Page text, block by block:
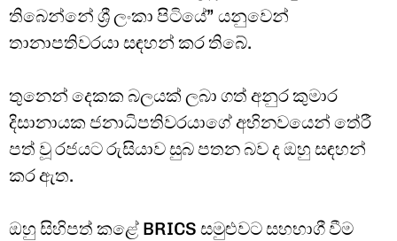
තිබෙන්නේ ශ්‍රී ලංකා පිටියේ” යනුවෙන්
තානාපතිවරයා සඳහන් කර තිබේ.
තුනෙන් දෙකක බලයක් ලබා ගත් අනුර කුමාර
දිසානායක ජනාධිපතිවරයාගේ අභිනවයෙන් තේරී
පත් වූ රජයට රුසියාව සුබ පතන බව ද ඔහු සඳහන්
කර ඇත.
ඔහු සිහිපත් කළේ BRICS සමුළුවට සහභාගී වීම